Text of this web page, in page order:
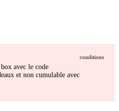
conditions
avec le code
et non cumulable avec